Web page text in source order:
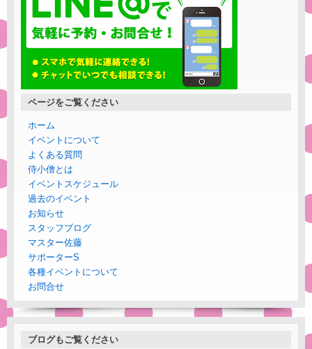
ページをご覧ください
ホーム
イベントについて
よくある質問
侍小僧とは
イベントスケジュール
過去のイベント
お知らせ
スタッフブログ
マスター佐藤
サポーターS
各種イベントについて
お問合せ
ブログもご覧ください